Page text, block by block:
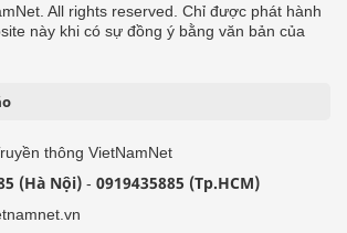
All rights reserved. Chỉ được phát hành
này khi có sự đồng ý bằng văn bản của
thông VietNamNet
(Hà Nội) - 0919435885 (Tp.HCM)